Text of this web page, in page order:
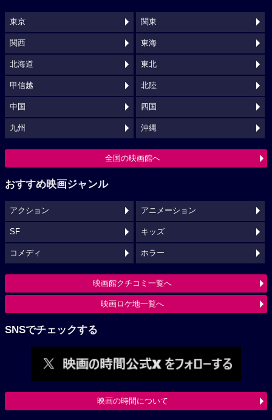
東京 関東
関西 東海
北海道 東北
甲信越 北陸
中国 四国
九州 沖縄
全国の映画館へ
おすすめ映画ジャンル
アクション アニメーション
SF キッズ
コメディ ホラー
映画館クチコミ一覧へ
映画ロケ地一覧へ
SNSでチェックする
映画の時間について